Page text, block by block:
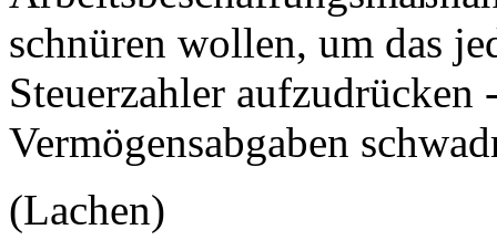
schnüren wollen, um das
Steuerzahler
Vermögensabgaben
(Lachen)